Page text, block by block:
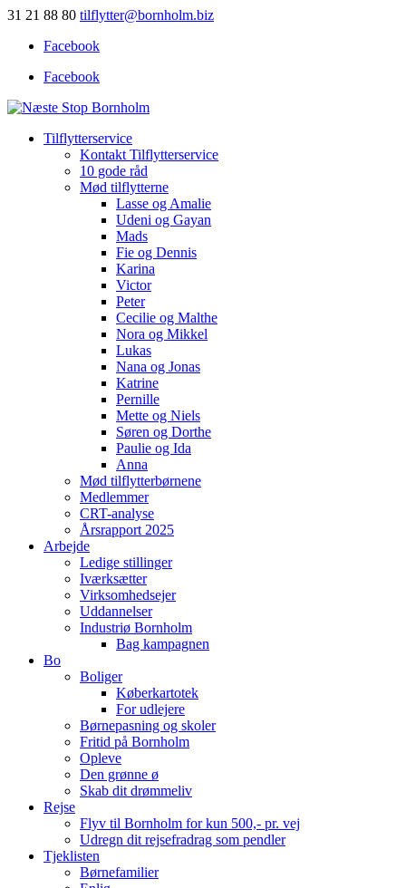
31 21 88 80 tilflytter@bornholm.biz
Facebook
Facebook
Tilflytterservice
Kontakt Tilflytterservice
10 gode råd
Mød tilflytterne
Lasse og Amalie
Udeni og Gayan
Mads
Fie og Dennis
Karina
Victor
Peter
Cecilie og Malthe
Nora og Mikkel
Lukas
Nana og Jonas
Katrine
Pernille
Mette og Niels
Søren og Dorthe
Paulie og Ida
Anna
Mød tilflytterbørnene
Medlemmer
CRT-analyse
Årsrapport 2025
Arbejde
Ledige stillinger
Iværksætter
Virksomhedsejer
Uddannelser
Industriø Bornholm
Bag kampagnen
Bo
Boliger
Køberkartotek
For udlejere
Børnepasning og skoler
Fritid på Bornholm
Opleve
Den grønne ø
Skab dit drømmeliv
Rejse
Flyv til Bornholm for kun 500,- pr. vej
Udregn dit rejsefradrag som pendler
Tjeklisten
Børnefamilier